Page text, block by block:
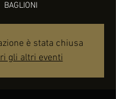
BAGLIONI
è stata chiusa
gli altri eventi